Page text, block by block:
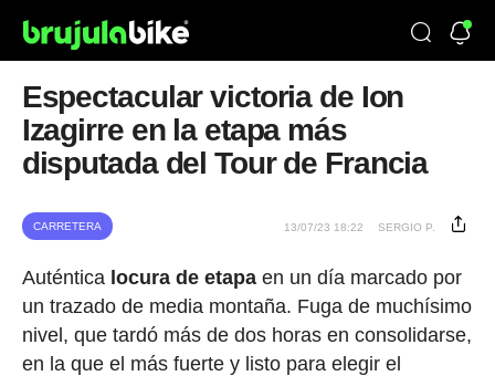
Espectacular victoria de Ion
Izagirre en la etapa más
disputada del Tour de Francia
CARRETERA 13/07/23 18:22 SERGIO P.
Auténtica locura de etapaen un día marcado por
un trazado de media montaña. Fuga de muchísimo
nivel, que tardó más de dos horas en consolidarse,
en la que el más fuerte y listo para elegir el